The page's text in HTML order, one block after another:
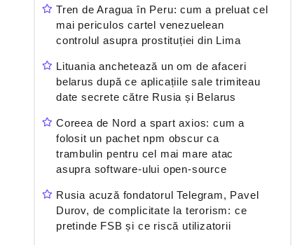
Tren de Aragua în Peru: cum a preluat cel
mai periculos cartel venezuelean
controlul asupra prostituției din Lima
Lituania anchetează un om de afaceri
belarus după ce aplicațiile sale trimiteau
date secrete către Rusia și Belarus
Coreea de Nord a spart axios: cum a
folosit un pachet npm obscur ca
trambulin pentru cel mai mare atac
asupra software-ului open-source
Rusia acuză fondatorul Telegram, Pavel
Durov, de complicitate la terorism: ce
pretinde FSB și ce riscă utilizatorii